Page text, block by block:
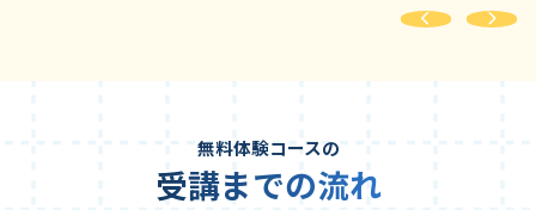
無料体験コースの
受講までの流れ